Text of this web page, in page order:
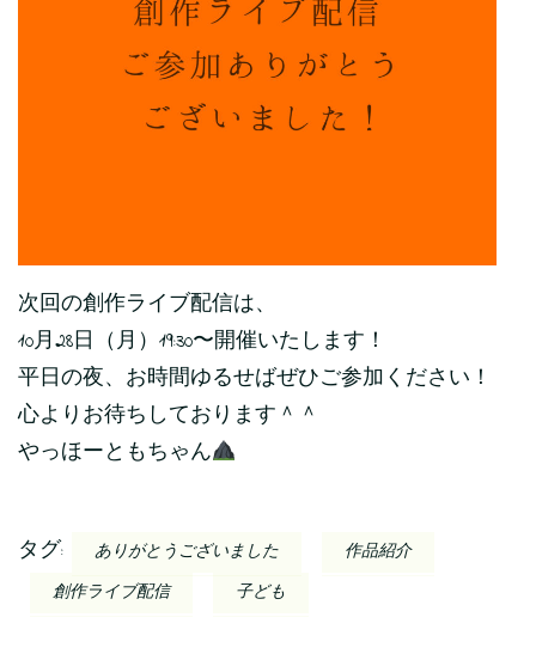
次回の創作ライブ配信は、
10月28日（月）19:30〜開催いたします！
平日の夜、お時間ゆるせばぜひご参加ください！
心よりお待ちしております＾＾
やっほーともちゃん
タグ: ありがとうございました
作品紹介
創作ライブ配信
子ども